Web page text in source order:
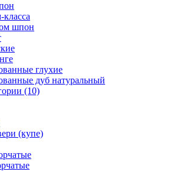
шпон
глухие
дуб натуральный
(10)
(купе)